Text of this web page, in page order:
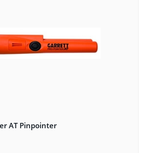
AT Pinpointer